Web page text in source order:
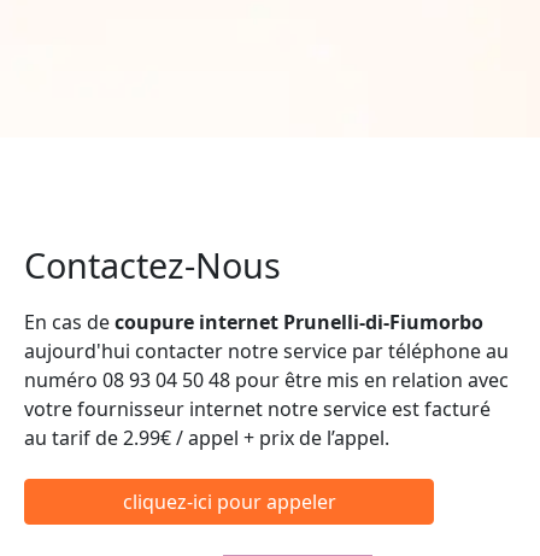
Contactez-Nous
En cas decoupure internet Prunelli-di-Fiumorbo
aujourd'hui contacter notre service par téléphone au
numéro 08 93 04 50 48 pour être mis en relation avec
votre fournisseur internet notre service est facturé
au tarif de 2.99€ / appel + prix de l’appel.
cliquez-ici pour appeler